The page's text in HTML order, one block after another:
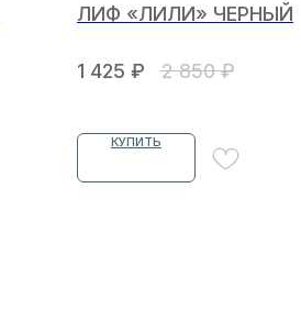
ЛИФ «ЛИЛИ» ЧЕРНЫЙ
1 425 ₽ 2 850 ₽
КУПИТЬ